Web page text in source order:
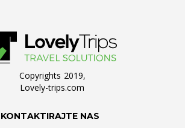
Copyrights 2019,
Lovely-trips.com
KONTAKTIRAJTE NAS